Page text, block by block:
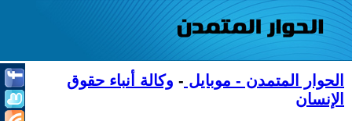
الحوار المتمدن - موبايل - وكالة أنباء حقوق
الإنسان